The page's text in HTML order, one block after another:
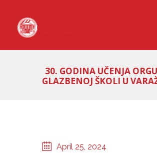
30. GODINA UČENJA
GLAZBENOJ ŠKOLI U
April 25, 2024